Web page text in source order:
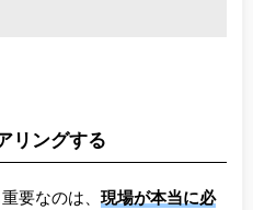
リングする
要なのは、 現場が本当に必